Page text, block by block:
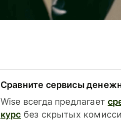
Сравните сервисы
Wise всегда предлагает
курс без скрытых